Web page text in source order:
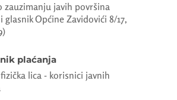
zauzimanju javih površina
glasnik Općine Zavidovići 8/17,
plaćanja
lica - korisnici javnih